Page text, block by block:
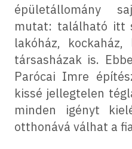
épületállomány
mutat: található itt
lakóház,
társasházak is.
Parócai Imre
kissé jellegtelen
minden igényt
otthonává válhat a